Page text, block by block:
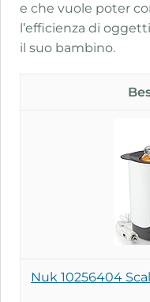
e che vuole poter
l’efficienza di
il suo bambino.
Nuk 10256404